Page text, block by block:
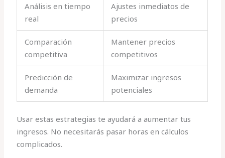
Análisis en tiempo
real
Ajustes inmediatos de
precios
Comparación
competitiva
Mantener precios
competitivos
Predicción de
demanda
Maximizar ingresos
potenciales
Usar estas estrategias te ayudará a aumentar tus
ingresos. No necesitarás pasar horas en cálculos
complicados.